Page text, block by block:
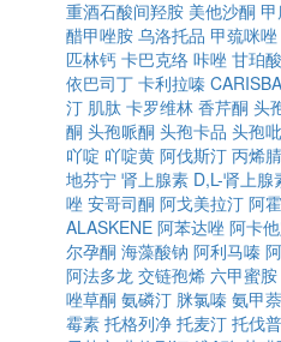
重酒石酸间羟胺 美他沙酮
醋甲唑胺 乌洛托品 甲巯咪唑
匹林钙 卡巴克络 咔唑 甘珀酸
依巴司丁 卡利拉嗪
汀 肌肽 卡罗维林 香芹酮 头
酮 头孢哌酮 头孢卡品 头孢
吖啶 吖啶黄 阿伐斯汀 丙烯腈
地芬宁 肾上腺素 D,L-肾上腺
唑 安哥司酮 阿戈美拉汀 阿
ALASKENE 阿苯达唑 阿卡
尔孕酮 海藻酸钠 阿利马嗪
阿法多龙 交链孢烯 六甲蜜胺
唑草酮 氨磷汀 脒氯嗪 氨甲
霉素 托格列净 托麦汀 托伐